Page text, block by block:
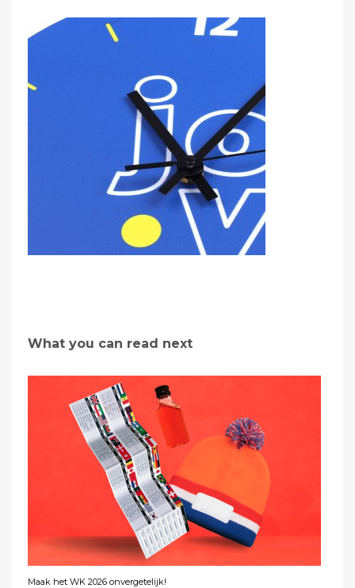
What you can read next
Maak het WK 2026 onvergetelijk!